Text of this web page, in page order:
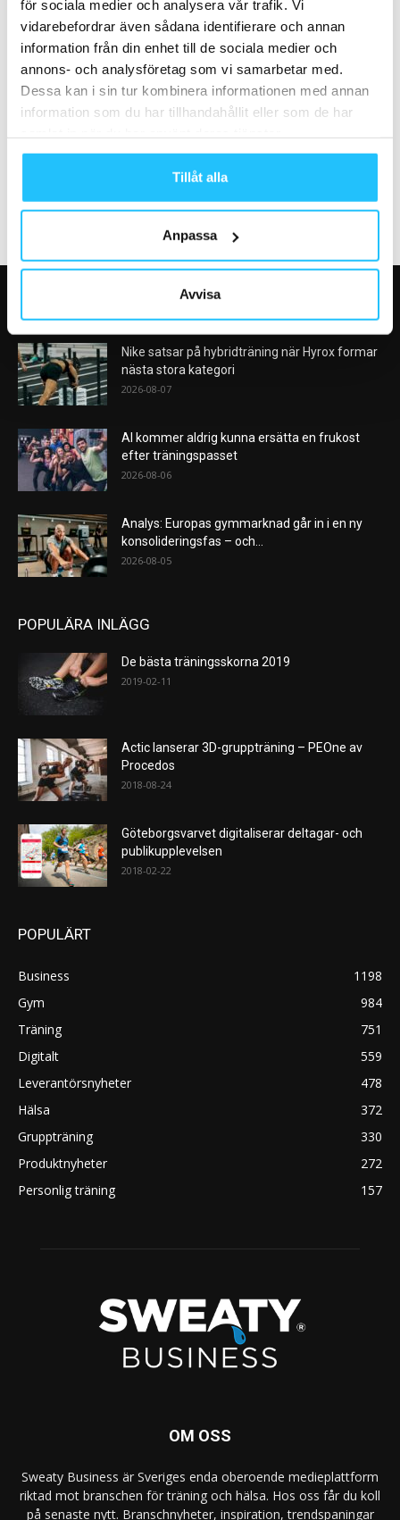
för sociala medier och analysera vår trafik. Vi
vidarebefordrar även sådana identifierare och annan
information från din enhet till de sociala medier och
annons- och analysföretag som vi samarbetar med.
Dessa kan i sin tur kombinera informationen med annan
information som du har tillhandahållit eller som de har
Tillåt alla
Anpassa
Avvisa
Business
VÅRA FAVORITER
Nike satsar på hybridträning när Hyrox formar
nästa stora kategori
2026-08-07
AI kommer aldrig kunna ersätta en frukost
efter träningspasset
2026-08-06
Analys: Europas gymmarknad går in i en ny
konsolideringsfas – och...
2026-08-05
POPULÄRA INLÄGG
De bästa träningsskorna 2019
2019-02-11
Actic lanserar 3D-gruppträning – PEOne av
Procedos
2018-08-24
Göteborgsvarvet digitaliserar deltagar- och
publikupplevelsen
2018-02-22
POPULÄRT
Business
1198
Gym
984
Träning
751
Digitalt
559
Leverantörsnyheter
478
Hälsa
372
Gruppträning
330
Produktnyheter
272
Personlig träning
157
OM OSS
Sweaty Business är Sveriges enda oberoende medieplattform
riktad mot branschen för träning och hälsa. Hos oss får du koll
på senaste nytt. Branschnyheter, inspiration, trendspaningar